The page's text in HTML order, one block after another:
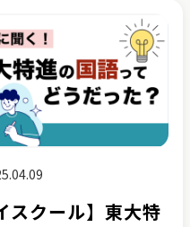
スクール】東大特